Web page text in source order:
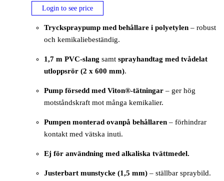
Login to see price
Tryckspraypump med behållare i polyetylen – robust
och kemikaliebeständig.
1,7 m PVC-slang samt sprayhandtag med tvådelat
utloppsrör (2 x 600 mm).
Pump försedd med Viton®-tätningar – ger hög
motståndskraft mot många kemikalier.
Pumpen monterad ovanpå behållaren – förhindrar
kontakt med vätska inuti.
Ej för användning med alkaliska tvättmedel.
Justerbart munstycke (1,5 mm) – ställbar spraybild.